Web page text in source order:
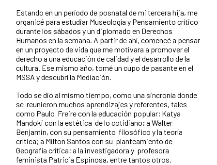
Estando en un período de posnatal de mi tercera hija, me
organicé para estudiar Museología y Pensamiento crítico
durante los sábados y un diplomado en Derechos
Humanos en la semana. A partir de ahí, comencé a pensar
en un proyecto de vida que me motivara a promover el
derecho a una educación de calidad y el desarrollo de la
cultura. Ese mismo año, tomé un cupo de pasante en el
MSSA y descubrí la Mediación.
Todo se dio al mismo tiempo, como una sincronía donde
se reunieron muchos aprendizajes y referentes, tales
como Paulo Freire con la educación popular; Katya
Mandoki con la estética de lo cotidiano; a Walter
Benjamin, con su pensamiento filosófico y la teoría
crítica; a Milton Santos con su planteamiento de
Geografía crítica; a la investigadora y profesora
feminista Patricia Espinosa, entre tantos otros.